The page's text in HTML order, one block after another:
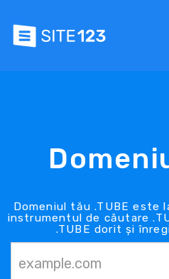
Domeniul tău .TUBE este
instrumentul de căutare
.TUBE dorit și